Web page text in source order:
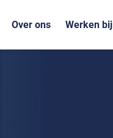
Over ons Werken bij